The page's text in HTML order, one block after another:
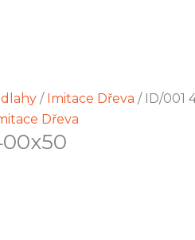
/ Imitace Dřeva / ID/001
Dřeva